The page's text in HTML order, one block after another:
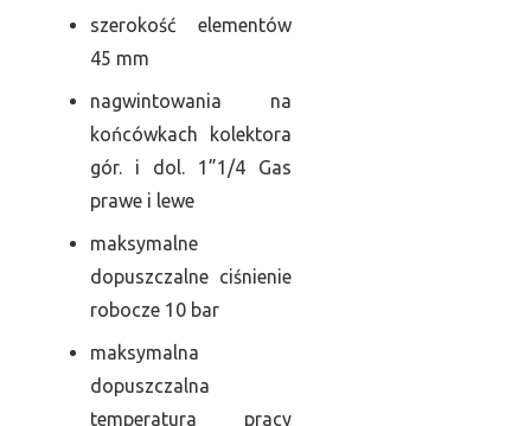
szerokość elementów
45 mm
nagwintowania na
końcówkach kolektora
gór. i dol. 1”1/4 Gas
prawe i lewe
maksymalne
dopuszczalne ciśnienie
robocze 10 bar
maksymalna
dopuszczalna
temperatura pracy